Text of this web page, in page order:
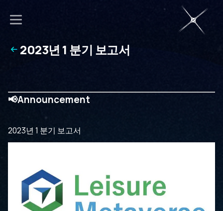
2023년 1 분기 보고서
📢Announcement
2023년 1 분기 보고서